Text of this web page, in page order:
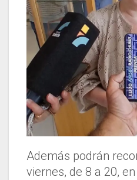
Además podrán
viernes, de 8 a 20,